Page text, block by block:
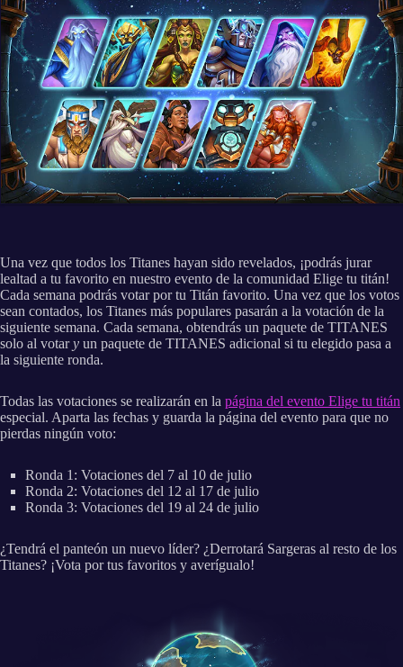
Una vez que todos los Titanes hayan sido revelados, ¡podrás jurar
lealtad a tu favorito en nuestro evento de la comunidad Elige tu titán!
Cada semana podrás votar por tu Titán favorito. Una vez que los votos
sean contados, los Titanes más populares pasarán a la votación de la
siguiente semana. Cada semana, obtendrás un paquete de TITANES
solo al votary un paquete de TITANES adicional si tu elegido pasa a
la siguiente ronda.
Todas las votaciones se realizarán en la página del evento Elige tu titán
especial. Aparta las fechas y guarda la página del evento para que no
pierdas ningún voto:
Ronda 1: Votaciones del 7 al 10 de julio
Ronda 2: Votaciones del 12 al 17 de julio
Ronda 3: Votaciones del 19 al 24 de julio
¿Tendrá el panteón un nuevo líder? ¿Derrotará Sargeras al resto de los
Titanes? ¡Vota por tus favoritos y averígualo!